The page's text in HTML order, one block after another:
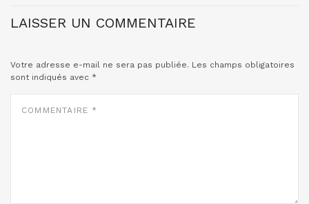
LAISSER UN COMMENTAIRE
Votre adresse e-mail ne sera pas publiée. Les champs obligatoires
sont indiqués avec *